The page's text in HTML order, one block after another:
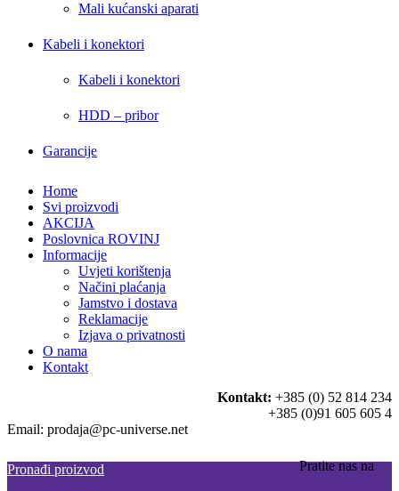
Mali kućanski aparati
Kabeli i konektori
Kabeli i konektori
HDD – pribor
Garancije
Home
Svi proizvodi
AKCIJA
Poslovnica ROVINJ
Informacije
Uvjeti korištenja
Načini plaćanja
Jamstvo i dostava
Reklamacije
Izjava o privatnosti
O nama
Kontakt
Kontakt: +385 (0) 52 814 234
+385 (0)91 605 605 4
Email: prodaja@pc-universe.net
Pratite nas na
Pronađi proizvod